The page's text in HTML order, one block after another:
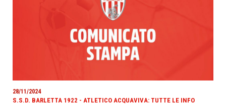
28/11/2024
S.S.D. BARLETTA 1922 - ATLETICO ACQUAVIVA: TUTTE LE INFO